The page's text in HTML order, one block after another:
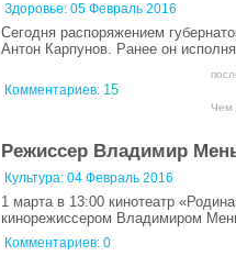
Здоровье: 05 Февраль 2016
Сегодня распоряжением
Антон Карпунов. Ранее он
Комментариев: 15
Чем
Режиссер Владимир
Культура: 04 Февраль 2016
1 марта в 13:00 кинотеатр
кинорежиссером Владимиром
Комментариев: 0